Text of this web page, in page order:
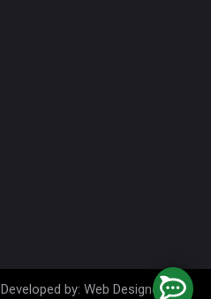
Developed by: Web Designer